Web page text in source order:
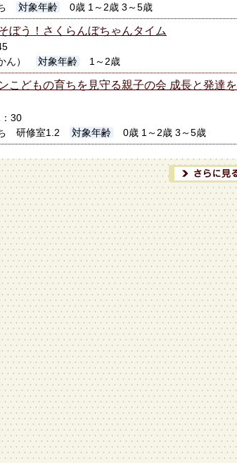
対象年齢 0歳 1～2歳 3～5歳
ぼう！さくらんぼちゃんタイム
ん） 対象年齢 1～2歳
こどもの育ちを見守る親子の会 成長と発達を
30
研修室1.2 対象年齢 0歳 1～2歳 3～5歳